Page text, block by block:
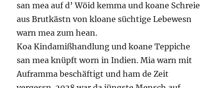
san mea auf d’ Wöid kemma und koane Schreie
aus Brutkästn von kloane süchtige Lebewesn
warn mea zum hean.
Koa Kindamißhandlung und koane Teppiche
san mea knüpft worn in Indien. Mia warn mit
Auframma beschäftigt und ham de Zeit